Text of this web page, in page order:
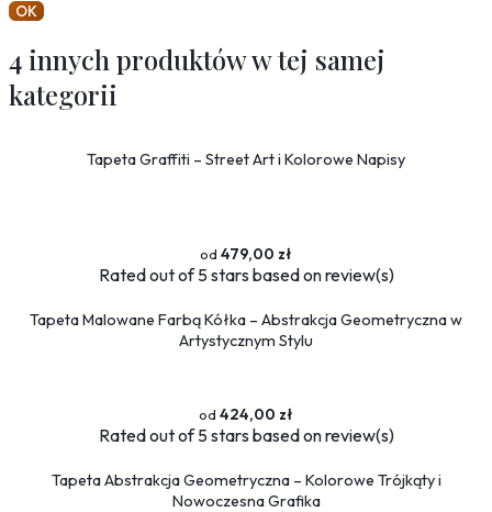
OK
4 innych produktów w tej samej
kategorii
Tapeta Graffiti – Street Art i Kolorowe Napisy
479,00 zł
Ratedout of 5 stars based onreview(s)
Tapeta Malowane Farbą Kółka – Abstrakcja Geometryczna w
Artystycznym Stylu
424,00 zł
Ratedout of 5 stars based onreview(s)
Tapeta Abstrakcja Geometryczna – Kolorowe Trójkąty i
Nowoczesna Grafika